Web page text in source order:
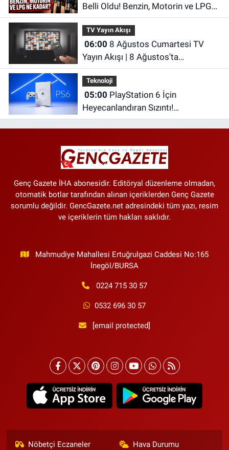
Belli Oldu! Benzin, Motorin ve LPG
Ne Kadar?
TV Yayın Akışı
06:00
Yayın Akışı | 8 Ağustos'ta
Televizyonda Neler Var? TRT 1, TV8,
NOW TV, Show TV, ATV, Star TV...
Teknoloji
05:00
Heyecanlandıran Sızıntı!
Performansı PS5'i Geride Bırakabilir
Genç Gazete İHA abonesidir. Editöryal düzenleme olmadan,
otomatik botlar tarafından alınan içeriklerden Genç Gazete
sorumlu değildir. GencGazete.net adresindeki tüm yazı, resim
ve içeriklerin tüm hakları saklıdır.
Mahmudiye Mahallesi Ertuğrulgazi Caddesi No:165
İnegöl/BURSA
0224 715 30 57
0532 696 30 57
[email protected]
Nöbetçi Eczaneler Hava Durumu